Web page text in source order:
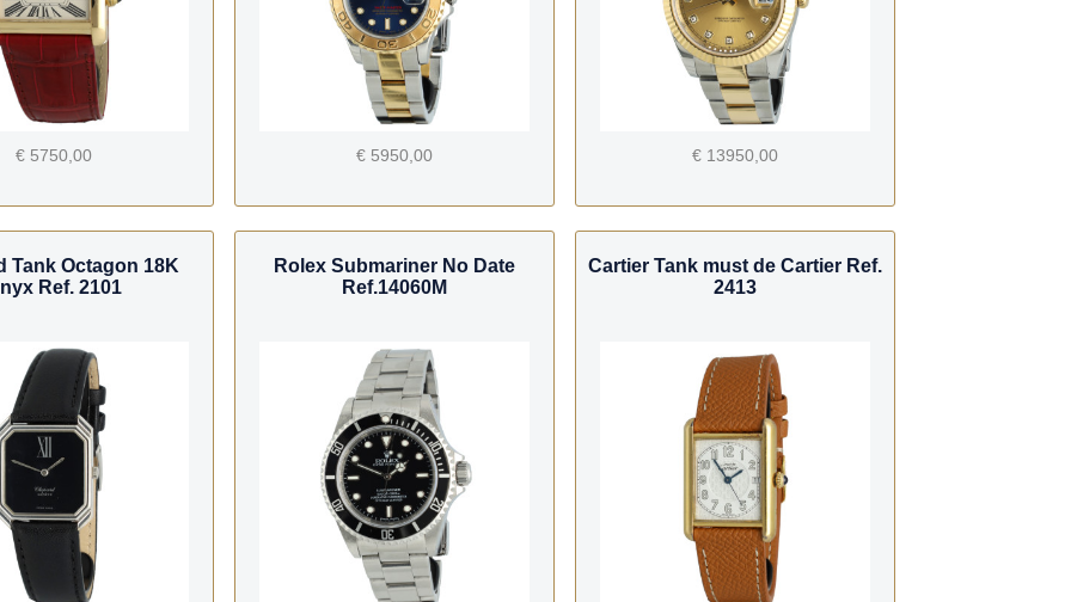
€ 5750,00 € 5950,00 € 13950,00
Tank Octagon 18K
Ref. 2101
Rolex Submariner No Date
Ref.14060M
Cartier Tank must de Cartier Ref.
2413